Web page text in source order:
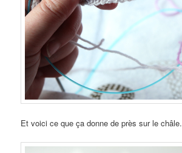
Et voici ce que ça donne de près sur le châle.